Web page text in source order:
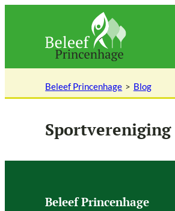
inhoud
Beleef Princenhage Blog
Beleef Princenhage